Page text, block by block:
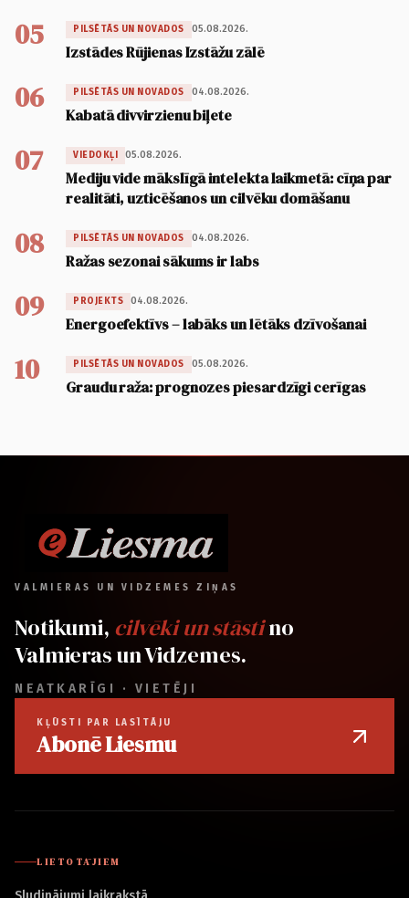
05 PILSĒTĀS UN NOVADOS 05.08.2026.
Izstādes Rūjienas Izstāžu zālē
06 PILSĒTĀS UN NOVADOS 04.08.2026.
Kabatā divvirzienu biļete
07 VIEDOKĻI 05.08.2026.
Mediju vide mākslīgā intelekta laikmetā: cīņa par
realitāti, uzticēšanos un cilvēku domāšanu
08 PILSĒTĀS UN NOVADOS 04.08.2026.
Ražas sezonai sākums ir labs
09 PROJEKTS 04.08.2026.
Energoefektīvs – labāks un lētāks dzīvošanai
10 PILSĒTĀS UN NOVADOS 05.08.2026.
Graudu raža: prognozes piesardzīgi cerīgas
VALMIERAS UN VIDZEMES ZIŅAS
Notikumi, cilvēki un stāstino
Valmieras un Vidzemes.
NEATKARĪGI · VIETĒJI
KĻŪSTI PAR LASĪTĀJU
Abonē Liesmu
LIETOTĀJIEM